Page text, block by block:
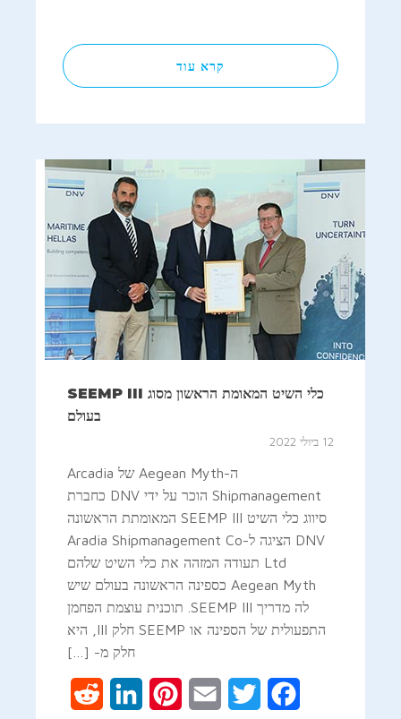
קרא עוד
כלי השיט המאומת הראשון מסוג SEEMP III
בעולם
12 ביולי 2022
ה-Aegean Myth של Arcadia
Shipmanagement הוכר על ידי DNV כחברת
סיווג כלי השיט SEEMP III המאומתת הראשונה
DNV הציגה ל-Aradia Shipmanagement Co
Ltd תעודה המזהה את כלי השיט שלהם
Aegean Myth כספינה הראשונה בעולם שיש
לה מדריך SEEMP III. תוכנית עוצמת הפחמן
התפעולית של הספינה או SEEMP חלק III, היא
חלק מ- […]
Facebook
Twitter
Email
Pinterest
LinkedIn